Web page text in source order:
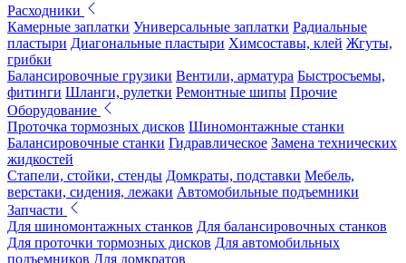
Расходники
Камерные заплатки Универсальные заплатки Радиальные
пластыри Диагональные пластыри Химсоставы, клей Жгуты,
грибки
Балансировочные грузики Вентили, арматура Быстросъемы,
фитинги Шланги, рулетки Ремонтные шипы Прочие
Оборудование
Проточка тормозных дисков Шиномонтажные станки
Балансировочные станки Гидравлическое Замена технических
жидкостей
Стапели, стойки, стенды Домкраты, подставки Мебель,
верстаки, сидения, лежаки Автомобильные подъемники
Запчасти
Для шиномонтажных станков Для балансировочных станков
Для проточки тормозных дисков Для автомобильных
подъемников Для домкратов